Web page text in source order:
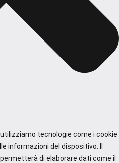
tecnologie come i cookie
informazioni del dispositivo. Il
di elaborare dati come il